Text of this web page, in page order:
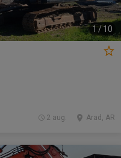
1 /10
Arad, AR
2 aug.